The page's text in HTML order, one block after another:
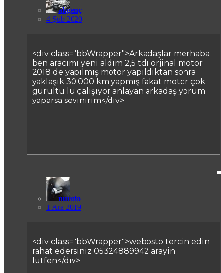
akgenç
4 Şub 2020
<div class="bbWrapper">Arkadaşlar merhaba
ben aracımı yeni aldım 2,5 tdı orjinal motor
2018 de yapılmış motor yapıldıktan sonra
yaklaşık 30.000 km yapmış fakat motor çok
gürültü lü çalışıyor anlayan arkadaş yorum
yaparsa sevinirim</div>
nuroto
1 Ara 2019
<div class="bbWrapper">webosto tercin edin
rahat edersiniz 05324889942 arayin
lutfen</div>